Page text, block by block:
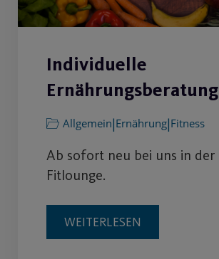
Individuelle
Ernährungsberatung
Allgemein|Ernährung|Fitness
Ab sofort neu bei uns in der
Fitlounge.
WEITERLESEN